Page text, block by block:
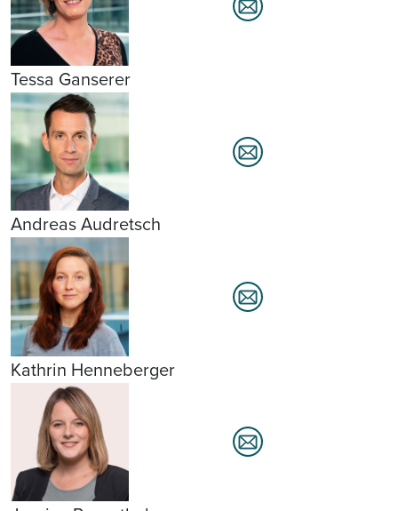
Tessa Ganserer
Andreas Audretsch
Kathrin Henneberger